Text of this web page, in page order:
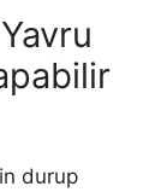
durup